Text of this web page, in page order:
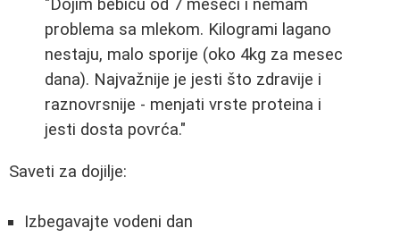
"Dojim bebicu od 7 meseci i nemam
problema sa mlekom. Kilogrami lagano
nestaju, malo sporije (oko 4kg za mesec
dana). Najvažnije je jesti što zdravije i
raznovrsnije - menjati vrste proteina i
jesti dosta povrća."
Saveti za dojilje:
Izbegavajte vodeni dan